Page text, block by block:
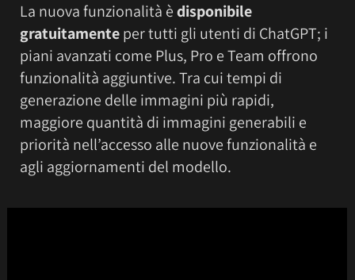
La nuova funzionalità èdisponibile
gratuitamenteper tutti gli utenti di ChatGPT; i
piani avanzati come Plus, Pro e Team offrono
funzionalità aggiuntive. Tra cui tempi di
generazione delle immagini più rapidi,
maggiore quantità di immagini generabili e
priorità nell’accesso alle nuove funzionalità e
agli aggiornamenti del modello.